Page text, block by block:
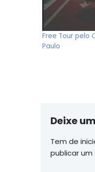
Free Tour pelo
Paulo
Deixe
Tem de
publicar